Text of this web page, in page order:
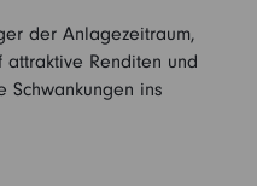
der Anlagezeitraum,
Renditen und
ins